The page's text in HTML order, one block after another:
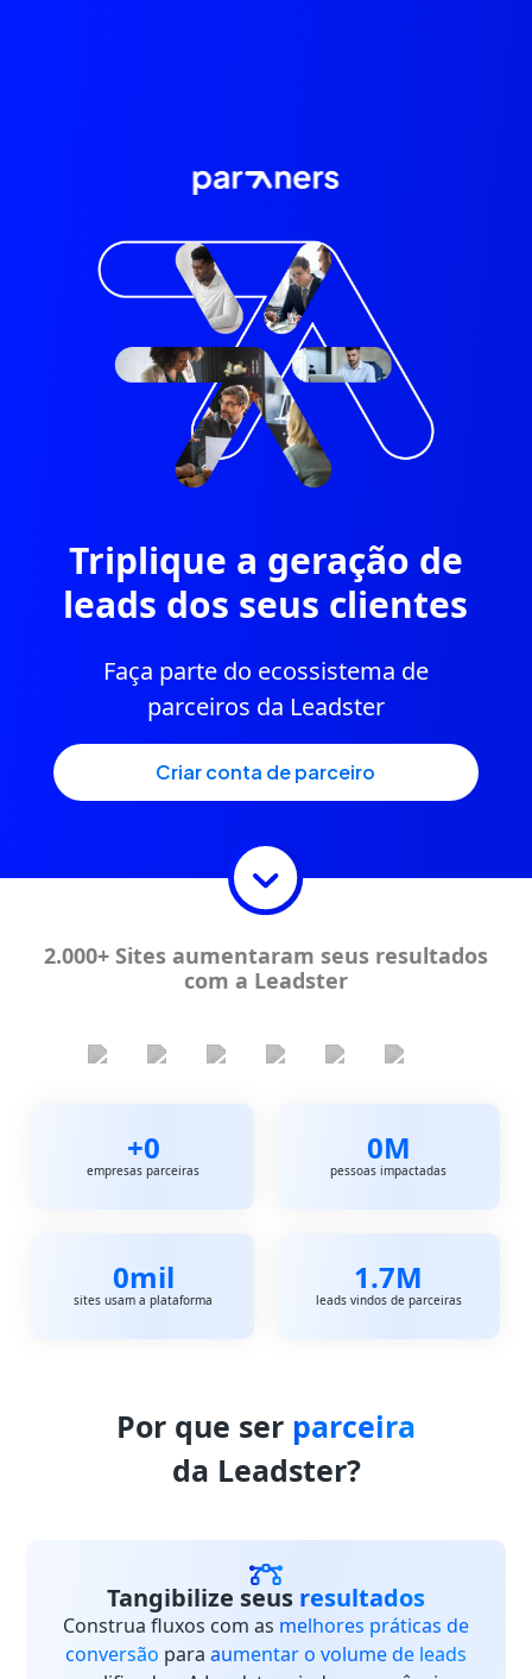
Triplique a geração de
leads dos seus clientes
Faça parte do ecossistema de
parceiros da Leadster
criar conta de parceiro
2.000+ Sites aumentaram seus resultados
com a Leadster
+0
empresas parceiras
0M
pessoas impactadas
0mil
sites usam a plataforma
1.7M
leads vindos de parceiras
Por que ser parceira
da Leadster?
Tangibilize seus resultados
Construa fluxos com as melhores práticas de
conversão para aumentar o volume de leads